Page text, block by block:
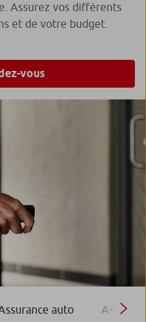
Assurez vos différents
et de votre budget.
vous
auto